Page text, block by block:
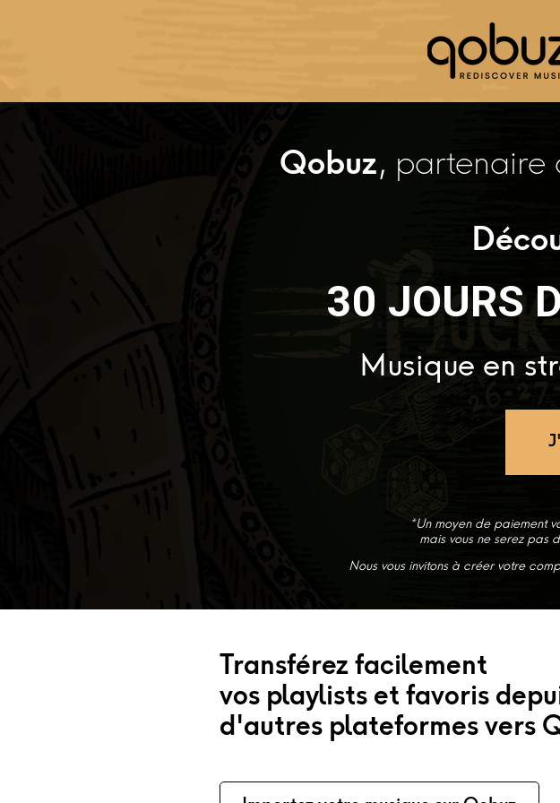
Musique en
Qobuz, partenaire
30 JOURS
*Un moyen de paiement
mais vous ne serez pas
Nous vous invitons à créer votre
Transférez facilement
vos playlists et favoris
d'autres plateformes vers